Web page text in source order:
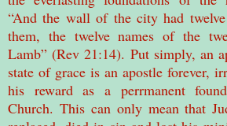
“And the wall of the city had
them, the twelve names of the
Lamb” (Rev 21:14). Put simply, an
state of grace is an apostle forever,
his reward as a perrmanent
Church. This can only mean that